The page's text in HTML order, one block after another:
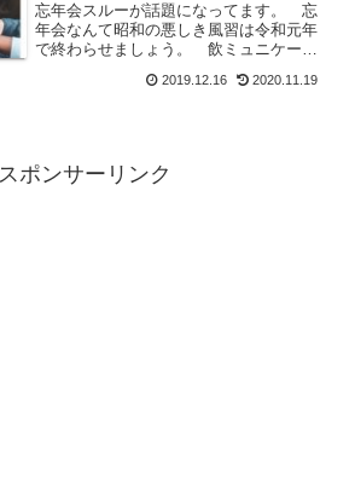
忘年会スルーが話題になってます。 忘
年会なんて昭和の悪しき風習は令和元年
で終わらせましょう。 飲ミュニケーシ
2019.12.16 2020.11.19
スポンサーリンク